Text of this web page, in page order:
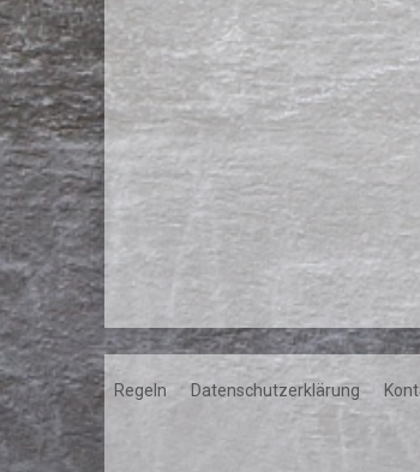
Regeln Datenschutzerklärung